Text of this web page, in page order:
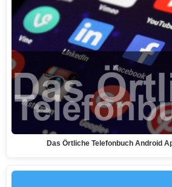
Das Örtliche Telefonbuch Android